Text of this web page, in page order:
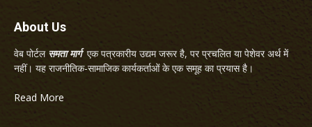
About Us
वेब पोर्टल समता मार्गएक पत्रकारीय उद्यम जरूर है, पर प्रचलित या पेशेवर अर्थ में
नहीं। यह राजनीतिक-सामाजिक कार्यकर्ताओं के एक समूह का प्रयास है।
Read More